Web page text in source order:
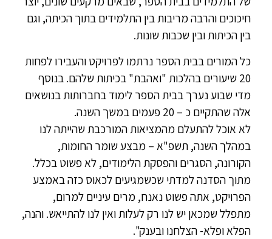
חיכוכים והרבה מריבות בין התלמידים בתוך הכיתה, וגם
בין הכיתות ובין שכבות שונות.
כל המורים בבית הספר נרתמו לפרויקט והעבירו לפחות
20 שיעורים בהלכות "ואהבת" בכיתות שלהם. בנוסף
מדי שבוע נערך בבית הספר לימוד בחברותות בנושאים
אלה שהתקיים כ – 20 פעמים במשך השנה.
לא אוכל להתעלם מהמציאות המורכבת שהייתה לנו
במהלך השנה, תשפ"א – מבצע שומר החומות,
הקורונה, הסגרים והפסקת הלימודים, לא פשוט בכלל.
מתוך הסדנה למדתי שכשמגיעים לכאוס כזה באמצע
הפרויקט, אתה פשוט נאנח, מרים עיניים למרום,
מתפלל שמכאן יש לנו רק לעלות ואין לנו להתייאש. והנה,
הפלא ופלא- הצלחנו ובענק".